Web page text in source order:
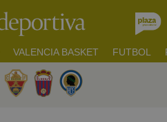
VALENCIA BASKET FUTBOL